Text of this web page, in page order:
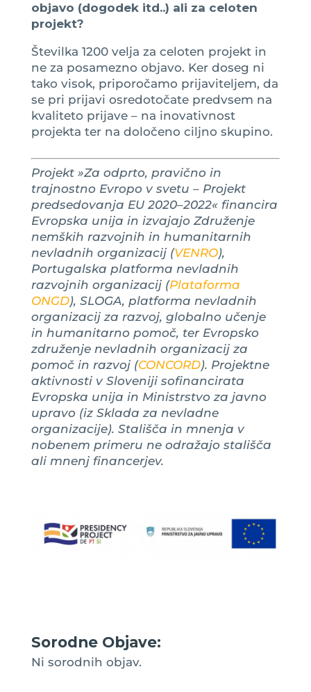
objavo (dogodek itd..) ali za celoten
projekt?
Številka 1200 velja za celoten projekt in
ne za posamezno objavo. Ker doseg ni
tako visok, priporočamo prijaviteljem, da
se pri prijavi osredotočate predvsem na
kvaliteto prijave – na inovativnost
projekta ter na določeno ciljno skupino.
Projekt »Za odprto, pravično in
trajnostno Evropo v svetu – Projekt
predsedovanja EU 2020–2022« financira
Evropska unija in izvajajo Združenje
nemških razvojnih in humanitarnih
nevladnih organizacij (VENRO),
Portugalska platforma nevladnih
razvojnih organizacij (Plataforma
ONGD), SLOGA, platforma nevladnih
organizacij za razvoj, globalno učenje
in humanitarno pomoč, ter Evropsko
združenje nevladnih organizacij za
pomoč in razvoj (CONCORD). Projektne
aktivnosti v Sloveniji sofinancirata
Evropska unija in Ministrstvo za javno
upravo (iz Sklada za nevladne
organizacije). Stališča in mnenja v
nobenem primeru ne odražajo stališča
ali mnenj financerjev.
Sorodne Objave:
Ni sorodnih objav.